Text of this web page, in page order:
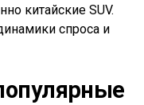
китайские SUV.
спроса и